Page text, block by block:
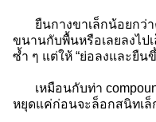
ยืนกางขาเล็กน้อยกว่าค
ขนานกับพื้นหรือเลยลงไป
ซ้ำ ๆ แต่ให้ “ย่อลงและยืน
เหมือนกับท่า
หยุดแค่ก่อนจะล็อกสนิทเ